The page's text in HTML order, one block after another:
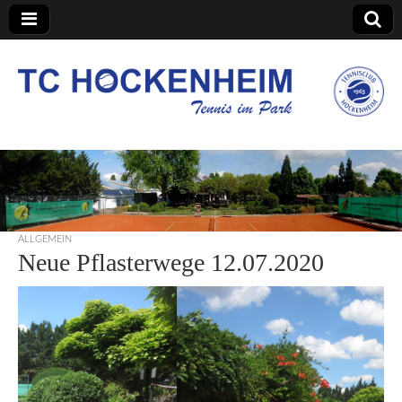
TC Hockenheim
ALLGEMEIN
Neue Pflasterwege 12.07.2020